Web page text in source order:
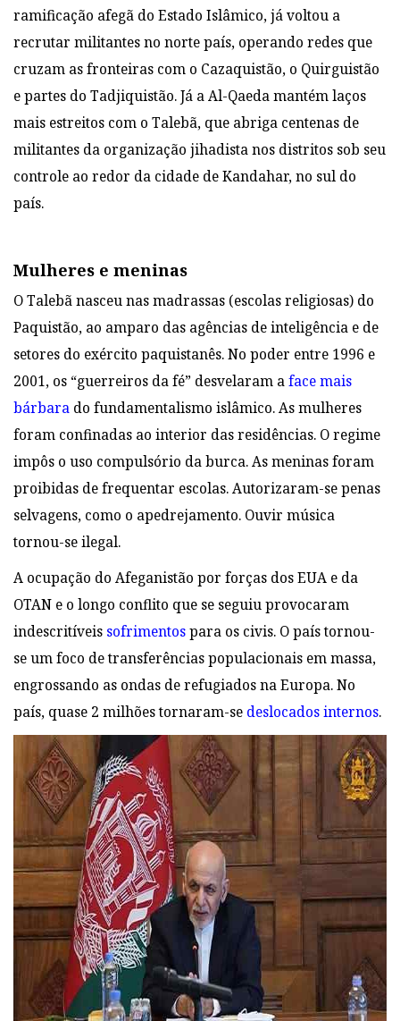
ramificação afegã do Estado Islâmico, já voltou a
recrutar militantes no norte país, operando redes que
cruzam as fronteiras com o Cazaquistão, o Quirguistão
e partes do Tadjiquistão. Já a Al-Qaeda mantém laços
mais estreitos com o Talebã, que abriga centenas de
militantes da organização jihadista nos distritos sob seu
controle ao redor da cidade de Kandahar, no sul do
país.
Mulheres e meninas
O Talebã nasceu nas madrassas (escolas religiosas) do
Paquistão, ao amparo das agências de inteligência e de
setores do exército paquistanês. No poder entre 1996 e
2001, os “guerreiros da fé” desvelaram aface mais
bárbara do fundamentalismo islâmico. As mulheres
foram confinadas ao interior das residências. O regime
impôs o uso compulsório da burca. As meninas foram
proibidas de frequentar escolas. Autorizaram-se penas
selvagens, como o apedrejamento. Ouvir música
tornou-se ilegal.
A ocupação do Afeganistão por forças dos EUA e da
OTAN e o longo conflito que se seguiu provocaram
indescritíveis sofrimentospara os civis. O país tornou-
se um foco de transferências populacionais em massa,
engrossando as ondas de refugiados na Europa. No
país, quase 2 milhões tornaram-se deslocados internos.